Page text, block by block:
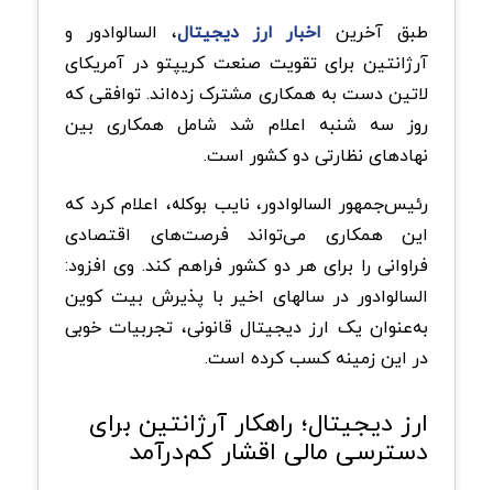
طبق آخرین اخبار ارز دیجیتال، السالوادور و
آرژانتین برای تقویت صنعت کریپتو در آمریکای
لاتین دست به همکاری مشترک زده‌اند. توافقی که
روز سه شنبه اعلام شد شامل همکاری بین
نهادهای نظارتی دو کشور است.
رئیس‌جمهور السالوادور، نایب بوکله، اعلام کرد که
این همکاری می‌تواند فرصت‌های اقتصادی
فراوانی را برای هر دو کشور فراهم کند. وی افزود:
السالوادور در سالهای اخیر با پذیرش بیت کوین
به‌عنوان یک ارز دیجیتال قانونی، تجربیات خوبی
در این زمینه کسب کرده است.
ارز دیجیتال؛ راهکار آرژانتین برای
دسترسی مالی اقشار کم‌درآمد